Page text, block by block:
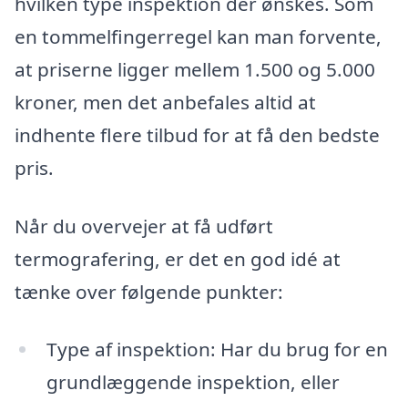
en tommelfingerregel kan man forvente,
at priserne ligger mellem 1.500 og 5.000
kroner, men det anbefales altid at
indhente flere tilbud for at få den bedste
pris.
Når du overvejer at få udført
termografering, er det en god idé at
tænke over følgende punkter:
Type af inspektion: Har du brug for en
grundlæggende inspektion, eller